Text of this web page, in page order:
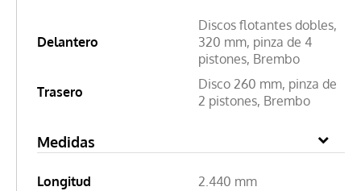
Delantero
Discos flotantes dobles,
320 mm, pinza de 4
pistones, Brembo
Trasero
Disco 260 mm, pinza de
2 pistones, Brembo
Medidas
Longitud
2.440 mm